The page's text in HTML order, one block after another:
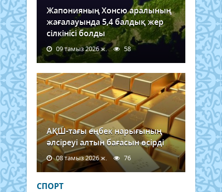
бір
Жапонияның Хонсю аралының
жағалауында 5,4 балдық жер
сілкінісі болды
09 тамыз 2026 ж. 58
АҚШ-тағы еңбек нарығының
әлсіреуі алтын бағасын өсірді
08 тамыз 2026 ж. 76
СПОРТ